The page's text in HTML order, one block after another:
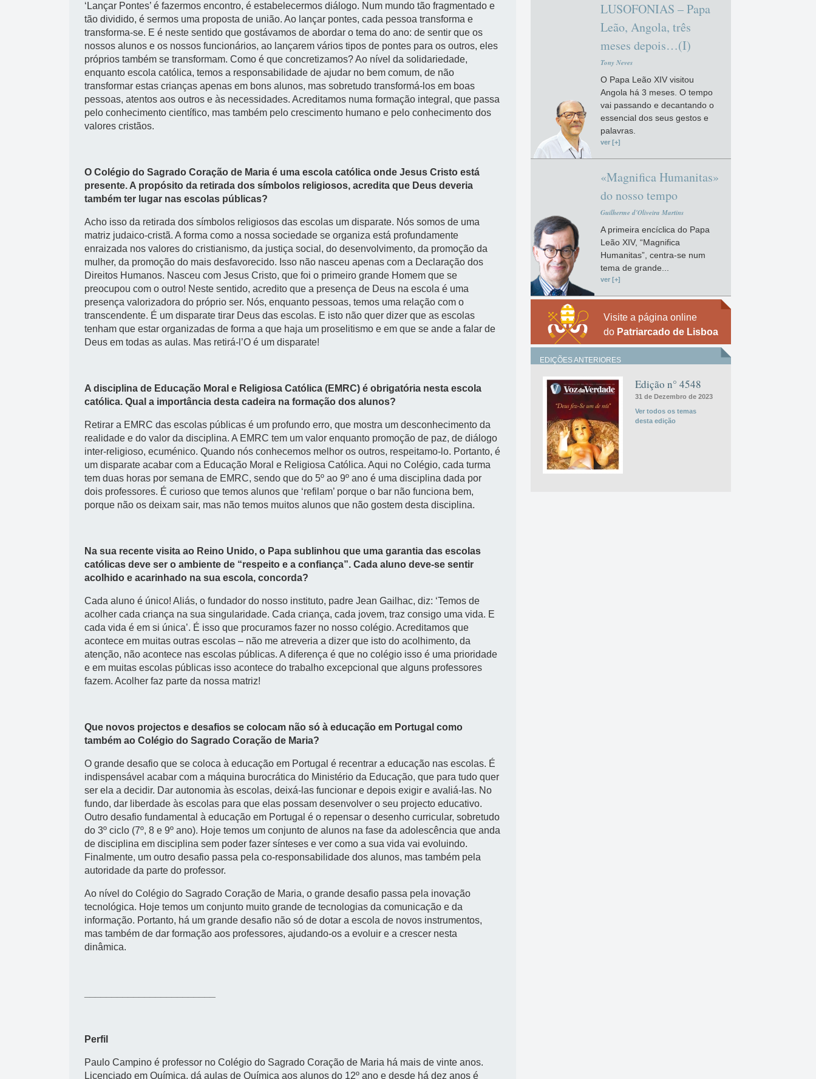
‘Lançar Pontes’ é fazermos encontro, é estabelecermos diálogo. Num mundo tão fragmentado e
tão dividido, é sermos uma proposta de união. Ao lançar pontes, cada pessoa transforma e
transforma-se. E é neste sentido que gostávamos de abordar o tema do ano: de sentir que os
nossos alunos e os nossos funcionários, ao lançarem vários tipos de pontes para os outros, eles
próprios também se transformam. Como é que concretizamos? Ao nível da solidariedade,
enquanto escola católica, temos a responsabilidade de ajudar no bem comum, de não
transformar estas crianças apenas em bons alunos, mas sobretudo transformá-los em boas
pessoas, atentos aos outros e às necessidades. Acreditamos numa formação integral, que passa
pelo conhecimento científico, mas também pelo crescimento humano e pelo conhecimento dos
valores cristãos.
O Colégio do Sagrado Coração de Maria é uma escola católica onde Jesus Cristo está
presente. A propósito da retirada dos símbolos religiosos, acredita que Deus deveria
também ter lugar nas escolas públicas?
Acho isso da retirada dos símbolos religiosos das escolas um disparate. Nós somos de uma
matriz judaico-cristã. A forma como a nossa sociedade se organiza está profundamente
enraizada nos valores do cristianismo, da justiça social, do desenvolvimento, da promoção da
mulher, da promoção do mais desfavorecido. Isso não nasceu apenas com a Declaração dos
Direitos Humanos. Nasceu com Jesus Cristo, que foi o primeiro grande Homem que se
preocupou com o outro! Neste sentido, acredito que a presença de Deus na escola é uma
presença valorizadora do próprio ser. Nós, enquanto pessoas, temos uma relação com o
transcendente. É um disparate tirar Deus das escolas. E isto não quer dizer que as escolas
tenham que estar organizadas de forma a que haja um proselitismo e em que se ande a falar de
Deus em todas as aulas. Mas retirá-l’O é um disparate!
A disciplina de Educação Moral e Religiosa Católica (EMRC) é obrigatória nesta escola
católica. Qual a importância desta cadeira na formação dos alunos?
Retirar a EMRC das escolas públicas é um profundo erro, que mostra um desconhecimento da
realidade e do valor da disciplina. A EMRC tem um valor enquanto promoção de paz, de diálogo
inter-religioso, ecuménico. Quando nós conhecemos melhor os outros, respeitamo-lo. Portanto, é
um disparate acabar com a Educação Moral e Religiosa Católica. Aqui no Colégio, cada turma
tem duas horas por semana de EMRC, sendo que do 5º ao 9º ano é uma disciplina dada por
dois professores. É curioso que temos alunos que ‘refilam’ porque o bar não funciona bem,
porque não os deixam sair, mas não temos muitos alunos que não gostem desta disciplina.
Na sua recente visita ao Reino Unido, o Papa sublinhou que uma garantia das escolas
católicas deve ser o ambiente de “respeito e a confiança”. Cada aluno deve-se sentir
acolhido e acarinhado na sua escola, concorda?
Cada aluno é único! Aliás, o fundador do nosso instituto, padre Jean Gailhac, diz: ‘Temos de
acolher cada criança na sua singularidade. Cada criança, cada jovem, traz consigo uma vida. E
cada vida é em si única’. É isso que procuramos fazer no nosso colégio. Acreditamos que
acontece em muitas outras escolas – não me atreveria a dizer que isto do acolhimento, da
atenção, não acontece nas escolas públicas. A diferença é que no colégio isso é uma prioridade
e em muitas escolas públicas isso acontece do trabalho excepcional que alguns professores
fazem. Acolher faz parte da nossa matriz!
Que novos projectos e desafios se colocam não só à educação em Portugal como
também ao Colégio do Sagrado Coração de Maria?
O grande desafio que se coloca à educação em Portugal é recentrar a educação nas escolas. É
indispensável acabar com a máquina burocrática do Ministério da Educação, que para tudo quer
ser ela a decidir. Dar autonomia às escolas, deixá-las funcionar e depois exigir e avaliá-las. No
fundo, dar liberdade às escolas para que elas possam desenvolver o seu projecto educativo.
Outro desafio fundamental à educação em Portugal é o repensar o desenho curricular, sobretudo
do 3º ciclo (7º, 8 e 9º ano). Hoje temos um conjunto de alunos na fase da adolescência que anda
de disciplina em disciplina sem poder fazer sínteses e ver como a sua vida vai evoluindo.
Finalmente, um outro desafio passa pela co-responsabilidade dos alunos, mas também pela
autoridade da parte do professor.
Ao nível do Colégio do Sagrado Coração de Maria, o grande desafio passa pela inovação
tecnológica. Hoje temos um conjunto muito grande de tecnologias da comunicação e da
informação. Portanto, há um grande desafio não só de dotar a escola de novos instrumentos,
mas também de dar formação aos professores, ajudando-os a evoluir e a crescer nesta
dinâmica.
Perfil
Paulo Campino é professor no Colégio do Sagrado Coração de Maria há mais de vinte anos.
Licenciado em Química, dá aulas de Química aos alunos do 12º ano e desde há dez anos é
LUSOFONIAS – Papa
Leão, Angola, três
meses depois…(I)
Tony Neves
O Papa Leão XIV visitou
Angola há 3 meses. O tempo
vai passando e decantando o
essencial dos seus gestos e
palavras.
ver [+]
«Magnifica Humanitas»
do nosso tempo
Guilherme d'Oliveira Martins
A primeira encíclica do Papa
Leão XIV, “Magnifica
Humanitas”, centra-se num
tema de grande...
ver [+]
Visite a página online
do Patriarcado de Lisboa
EDIÇÕES ANTERIORES
Edição n° 4548
31 de Dezembro de 2023
Ver todos os temas
desta edição